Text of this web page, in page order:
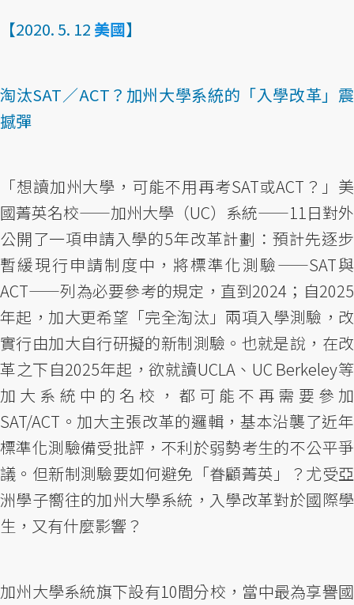
【2020. 5. 12 美國】
淘汰SAT／ACT？加州大學系統的「入學改革」震
撼彈
「想讀加州大學，可能不用再考SAT或ACT？」美
國菁英名校——加州大學（UC）系統——11日對外
公開了一項申請入學的5年改革計劃：預計先逐步
暫緩現行申請制度中，將標準化測驗——SAT與
ACT——列為必要參考的規定，直到2024；自2025
年起，加大更希望「完全淘汰」兩項入學測驗，改
實行由加大自行研擬的新制測驗。也就是說，在改
革之下自2025年起，欲就讀UCLA、UC Berkeley等
加大系統中的名校，都可能不再需要參加
SAT/ACT。加大主張改革的邏輯，基本沿襲了近年
標準化測驗備受批評，不利於弱勢考生的不公平爭
議。但新制測驗要如何避免「眷顧菁英」？尤受亞
洲學子嚮往的加州大學系統，入學改革對於國際學
生，又有什麼影響？
加州大學系統旗下設有10間分校，當中最為享譽國